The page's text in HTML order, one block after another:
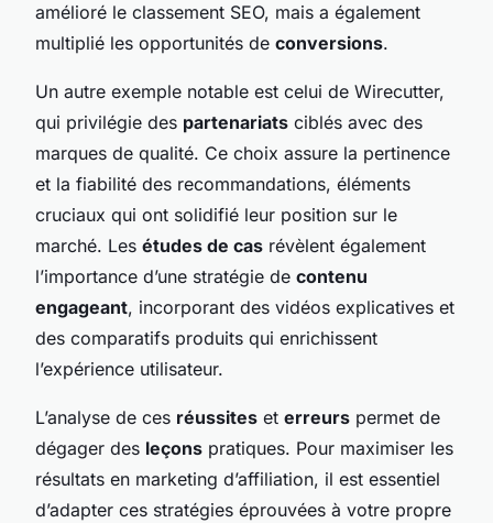
amélioré le classement SEO, mais a également
multiplié les opportunités de conversions.
Un autre exemple notable est celui de Wirecutter,
qui privilégie des partenariats ciblés avec des
marques de qualité. Ce choix assure la pertinence
et la fiabilité des recommandations, éléments
cruciaux qui ont solidifié leur position sur le
marché. Les études de cas révèlent également
l’importance d’une stratégie de contenu
engageant, incorporant des vidéos explicatives et
des comparatifs produits qui enrichissent
l’expérience utilisateur.
L’analyse de ces réussites et erreurs permet de
dégager des leçons pratiques. Pour maximiser les
résultats en marketing d’affiliation, il est essentiel
d’adapter ces stratégies éprouvées à votre propre